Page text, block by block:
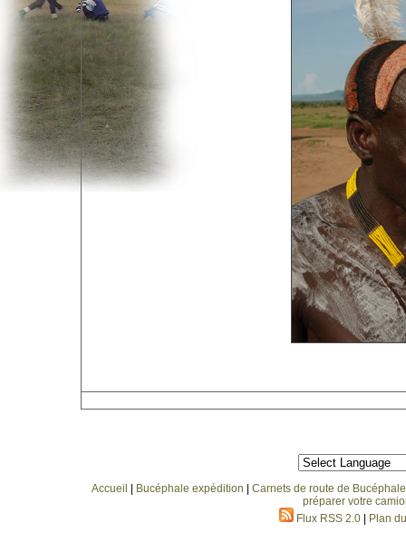
Accueil Bucéphale expédition
Carnets de route de
préparer votre
Flux RSS 2.0
Plan